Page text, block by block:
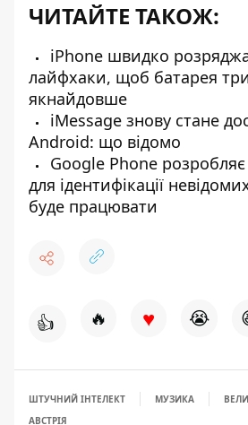
ЧИТАЙТЕ ТАКОЖ:
iPhone швидко
лайфхаки, щоб батарея
якнайдовше
iMessage знову стане
Android: що відомо
Google Phone
для ідентифікації
буде працювати
👍 🔥 ♥ 😭
ШТУЧНИЙ ІНТЕЛЕКТ МУЗИКА
АВСТРІЯ